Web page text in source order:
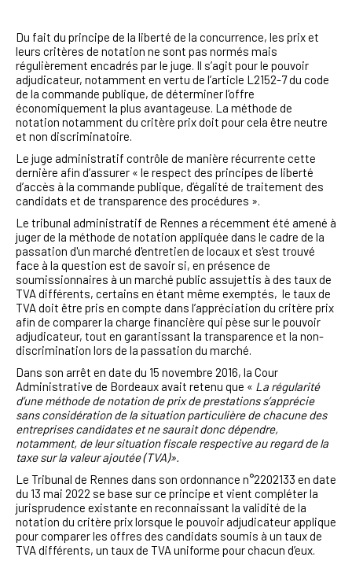
Du fait du principe de la liberté de la concurrence, les prix et
leurs critères de notation ne sont pas normés mais
régulièrement encadrés par le juge. Il s’agit pour le pouvoir
adjudicateur, notamment en vertu de l’article L2152-7 du code
de la commande publique, de déterminer l’offre
économiquement la plus avantageuse. La méthode de
notation notamment du critère prix doit pour cela être neutre
et non discriminatoire.
Le juge administratif contrôle de manière récurrente cette
dernière afin d’assurer « le respect des principes de liberté
d’accès à la commande publique, d’égalité de traitement des
candidats et de transparence des procédures ».
Le tribunal administratif de Rennes a récemment été amené à
juger de la méthode de notation appliquée dans le cadre de la
passation d'un marché d'entretien de locaux et s'est trouvé
face à la question est de savoir si, en présence de
soumissionnaires à un marché public assujettis à des taux de
TVA différents, certains en étant même exemptés, le taux de
TVA doit être pris en compte dans l’appréciation du critère prix
afin de comparer la charge financière qui pèse sur le pouvoir
adjudicateur, tout en garantissant la transparence et la non-
discrimination lors de la passation du marché.
Dans son arrêt en date du 15 novembre 2016, la Cour
Administrative de Bordeaux avait retenu que « La régularité
d’une méthode de notation de prix de prestations s’apprécie
sans considération de la situation particulière de chacune des
entreprises candidates et ne saurait donc dépendre,
notamment, de leur situation fiscale respective au regard de la
taxe sur la valeur ajoutée (TVA)».
Le Tribunal de Rennes dans son ordonnance n°2202133 en date
du 13 mai 2022 se base sur ce principe et vient compléter la
jurisprudence existante en reconnaissant la validité de la
notation du critère prix lorsque le pouvoir adjudicateur applique
pour comparer les offres des candidats soumis à un taux de
TVA différents, un taux de TVA uniforme pour chacun d’eux.